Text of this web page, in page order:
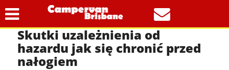
Skutki uzależnienia od
hazardu jak się chronić przed
nałogiem